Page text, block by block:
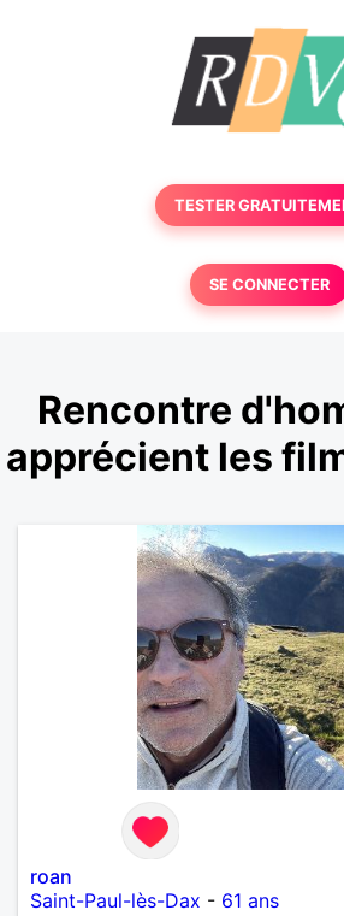
TESTER
SE CONNECTER
Rencontre
apprécient les
roan
Saint-Paul-lès-Dax - 61 ans